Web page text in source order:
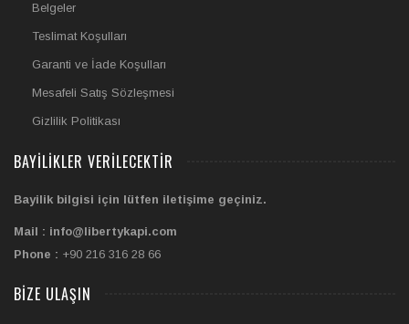
Belgeler
Teslimat Koşulları
Garanti ve İade Koşulları
Mesafeli Satış Sözleşmesi
Gizlilik Politikası
BAYILIKLER VERILECEKTIR
Bayilik bilgisi için lütfen iletişime geçiniz.
Mail : info@libertykapi.com
Phone : +90 216 316 28 66
BIZE ULAŞIN